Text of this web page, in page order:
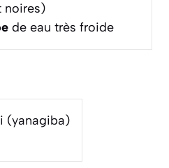
noires)
de eau très froide
(yanagiba)